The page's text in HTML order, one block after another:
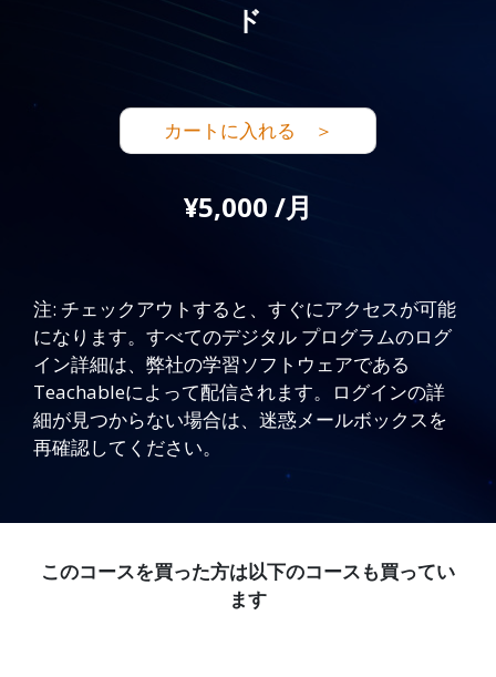
ド
カートに入れる ＞
¥5,000 /月
注: チェックアウトすると、すぐにアクセスが可能
になります。すべてのデジタル プログラムのログ
イン詳細は、弊社の学習ソフトウェアである
Teachableによって配信されます。ログインの詳
細が見つからない場合は、迷惑メールボックスを
再確認してください。
このコースを買った方は以下のコースも買ってい
ます